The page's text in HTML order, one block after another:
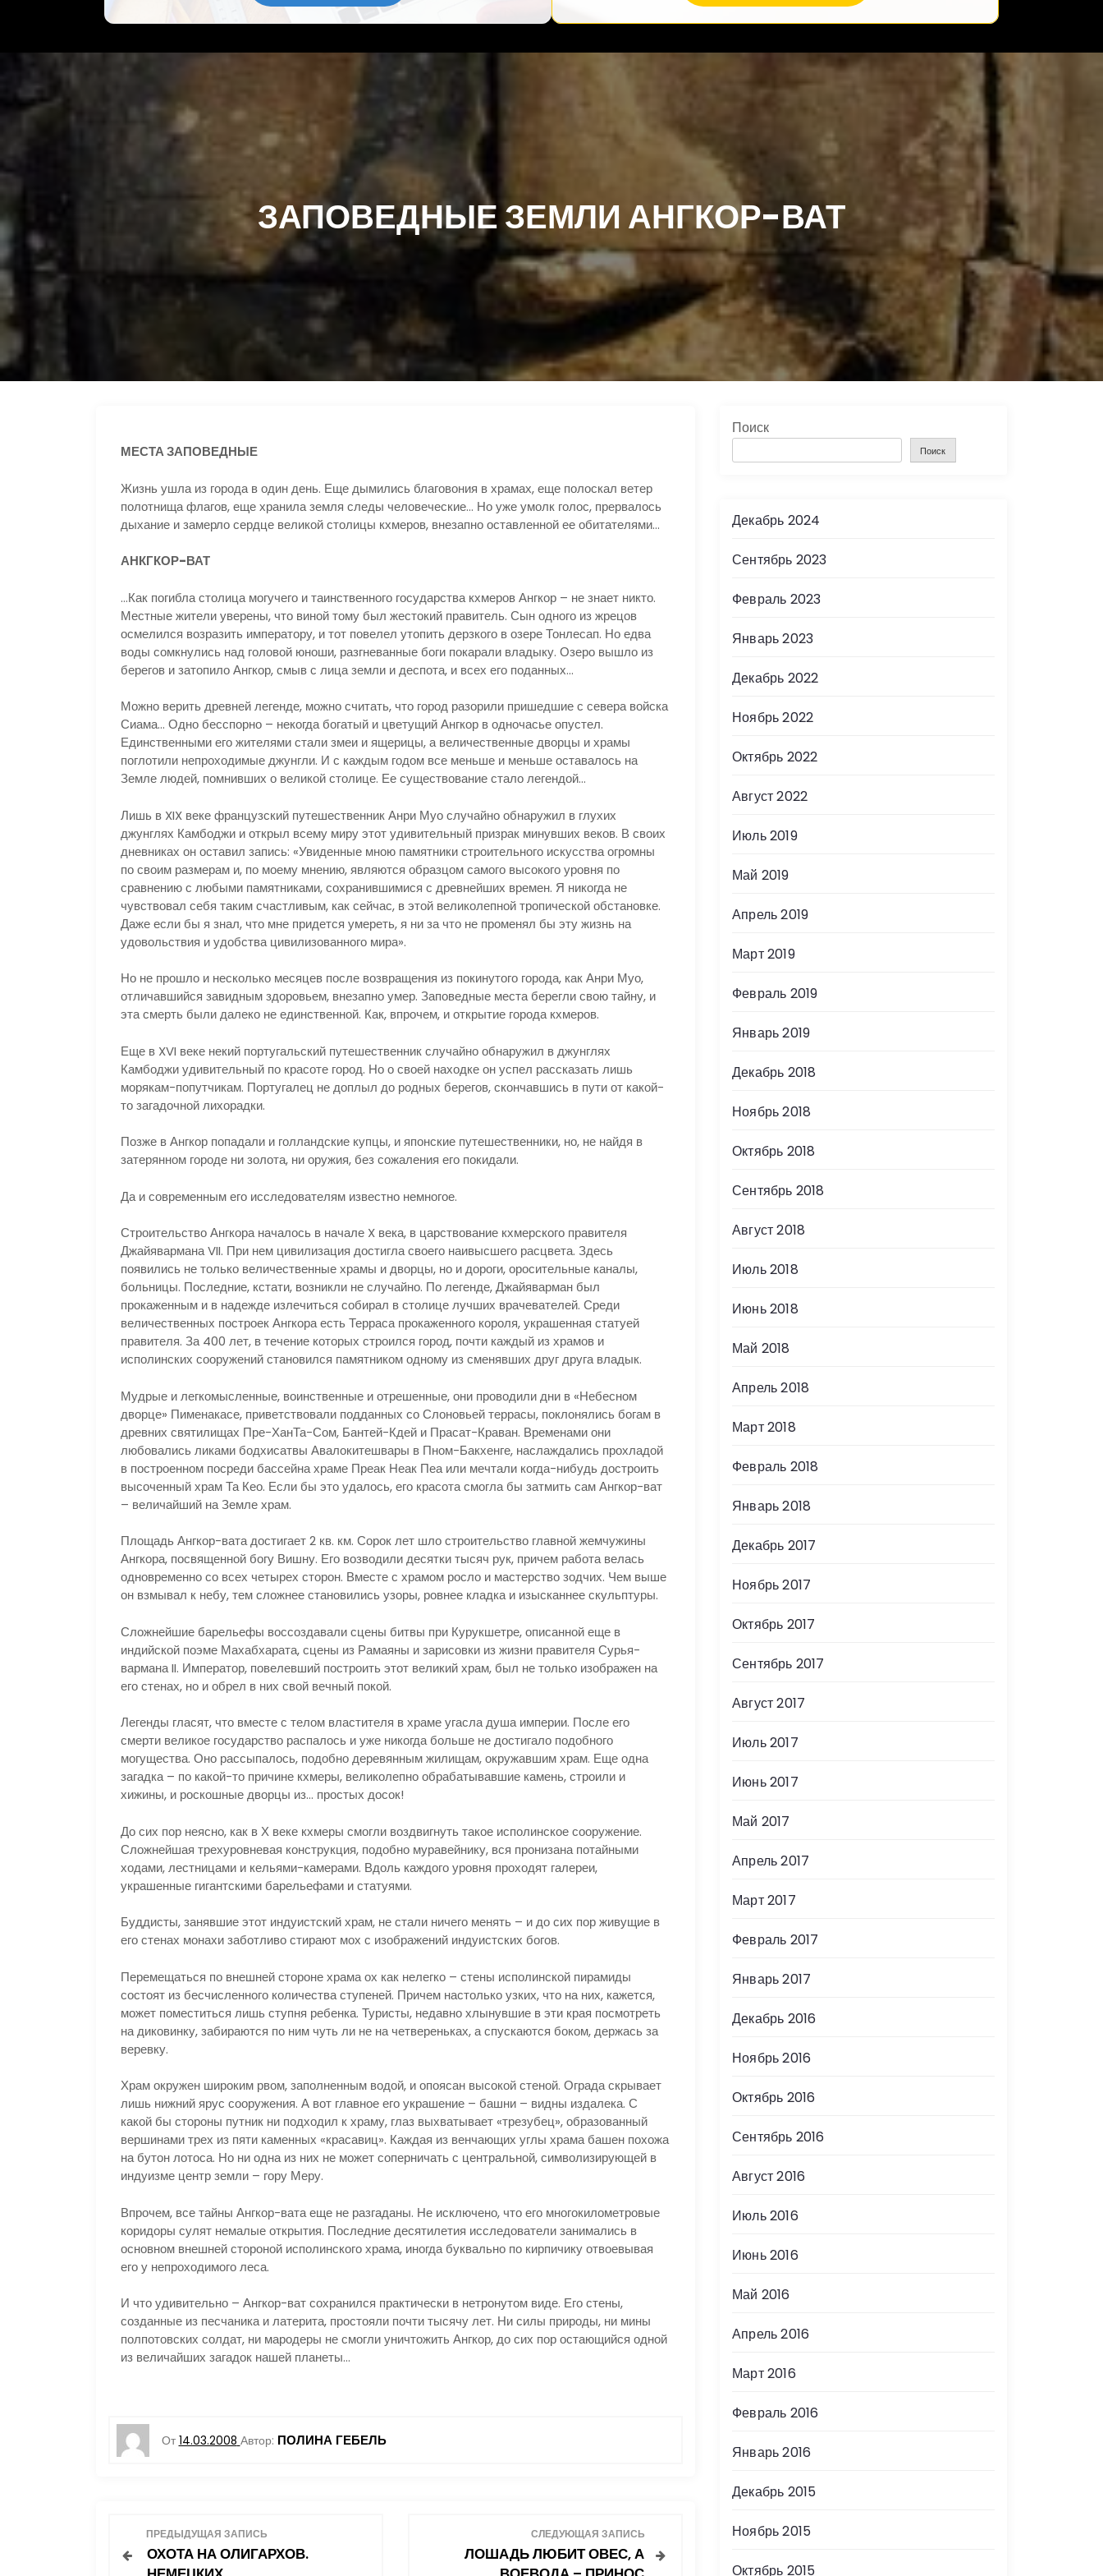
ЗАПОВЕДНЫЕ ЗЕМЛИ АНГКОР-ВАТ
МЕСТА ЗАПОВЕДНЫЕ
Жизнь ушла из города в один день. Еще дымились благовония в храмах, еще полоскал ветер
полотнища флагов, еще хранила земля следы человеческие… Но уже умолк голос, прервалось
дыхание и замерло сердце великой столицы кхмеров, внезапно оставленной ее обитателями…
АНКГКОР-ВАТ
…Как погибла столица могучего и таинственного государства кхмеров Ангкор – не знает никто.
Местные жители уверены, что виной тому был жестокий правитель. Сын одного из жрецов
осмелился возразить императору, и тот повелел утопить дерзкого в озере Тонлесап. Но едва
воды сомкнулись над головой юноши, разгневанные боги покарали владыку. Озеро вышло из
берегов и затопило Ангкор, смыв с лица земли и деспота, и всех его поданных…
Можно верить древней легенде, можно считать, что город разорили пришедшие с севера войска
Сиама… Одно бесспорно – некогда богатый и цветущий Ангкор в одночасье опустел.
Единственными его жителями стали змеи и ящерицы, а величественные дворцы и храмы
поглотили непроходимые джунгли. И с каждым годом все меньше и меньше оставалось на
Земле людей, помнивших о великой столице. Ее существование стало легендой…
Лишь в XIX веке французский путешественник Анри Муо случайно обнаружил в глухих
джунглях Камбоджи и открыл всему миру этот удивительный призрак минувших веков. В своих
дневниках он оставил запись: «Увиденные мною памятники строительного искусства огромны
по своим размерам и, по моему мнению, являются образцом самого высокого уровня по
сравнению с любыми памятниками, сохранившимися с древнейших времен. Я никогда не
чувствовал себя таким счастливым, как сейчас, в этой великолепной тропической обстановке.
Даже если бы я знал, что мне придется умереть, я ни за что не променял бы эту жизнь на
удовольствия и удобства цивилизованного мира».
Но не прошло и несколько месяцев после возвращения из покинутого города, как Анри Муо,
отличавшийся завидным здоровьем, внезапно умер. Заповедные места берегли свою тайну, и
эта смерть были далеко не единственной. Как, впрочем, и открытие города кхмеров.
Еще в XVI веке некий португальский путешественник случайно обнаружил в джунглях
Камбоджи удивительный по красоте город. Но о своей находке он успел рассказать лишь
морякам-попутчикам. Португалец не доплыл до родных берегов, скончавшись в пути от какой-
то загадочной лихорадки.
Позже в Ангкор попадали и голландские купцы, и японские путешественники, но, не найдя в
затерянном городе ни золота, ни оружия, без сожаления его покидали.
Да и современным его исследователям известно немногое.
Строительство Ангкора началось в начале X века, в царствование кхмерского правителя
Джайявармана VII. При нем цивилизация достигла своего наивысшего расцвета. Здесь
появились не только величественные храмы и дворцы, но и дороги, оросительные каналы,
больницы. Последние, кстати, возникли не случайно. По легенде, Джайяварман был
прокаженным и в надежде излечиться собирал в столице лучших врачевателей. Среди
величественных построек Ангкора есть Терраса прокаженного короля, украшенная статуей
правителя. За 400 лет, в течение которых строился город, почти каждый из храмов и
исполинских сооружений становился памятником одному из сменявших друг друга владык.
Мудрые и легкомысленные, воинственные и отрешенные, они проводили дни в «Небесном
дворце» Пименакасе, приветствовали подданных со Слоновьей террасы, поклонялись богам в
древних святилищах Пре-ХанТа-Сом, Бантей-Кдей и Прасат-Краван. Временами они
любовались ликами бодхисатвы Авалокитешвары в Пном-Бакхенге, наслаждались прохладой
в построенном посреди бассейна храме Преак Неак Пеа или мечтали когда-нибудь достроить
высоченный храм Та Кео. Если бы это удалось, его красота смогла бы затмить сам Ангкор-ват
– величайший на Земле храм.
Площадь Ангкор-вата достигает 2 кв. км. Сорок лет шло строительство главной жемчужины
Ангкора, посвященной богу Вишну. Его возводили десятки тысяч рук, причем работа велась
одновременно со всех четырех сторон. Вместе с храмом росло и мастерство зодчих. Чем выше
он взмывал к небу, тем сложнее становились узоры, ровнее кладка и изысканнее скульптуры.
Сложнейшие барельефы воссоздавали сцены битвы при Курукшетре, описанной еще в
индийской поэме Махабхарата, сцены из Рамаяны и зарисовки из жизни правителя Сурья-
вармана II. Император, повелевший построить этот великий храм, был не только изображен на
его стенах, но и обрел в них свой вечный покой.
Легенды гласят, что вместе с телом властителя в храме угасла душа империи. После его
смерти великое государство распалось и уже никогда больше не достигало подобного
могущества. Оно рассыпалось, подобно деревянным жилищам, окружавшим храм. Еще одна
загадка – по какой-то причине кхмеры, великолепно обрабатывавшие камень, строили и
хижины, и роскошные дворцы из… простых досок!
До сих пор неясно, как в Х веке кхмеры смогли воздвигнуть такое исполинское сооружение.
Сложнейшая трехуровневая конструкция, подобно муравейнику, вся пронизана потайными
ходами, лестницами и кельями-камерами. Вдоль каждого уровня проходят галереи,
украшенные гигантскими барельефами и статуями.
Буддисты, занявшие этот индуистский храм, не стали ничего менять – и до сих пор живущие в
его стенах монахи заботливо стирают мох с изображений индуистских богов.
Перемещаться по внешней стороне храма ох как нелегко – стены исполинской пирамиды
состоят из бесчисленного количества ступеней. Причем настолько узких, что на них, кажется,
может поместиться лишь ступня ребенка. Туристы, недавно хлынувшие в эти края посмотреть
на диковинку, забираются по ним чуть ли не на четвереньках, а спускаются боком, держась за
веревку.
Храм окружен широким рвом, заполненным водой, и опоясан высокой стеной. Ограда скрывает
лишь нижний ярус сооружения. А вот главное его украшение – башни – видны издалека. С
какой бы стороны путник ни подходил к храму, глаз выхватывает «трезубец», образованный
вершинами трех из пяти каменных «красавиц». Каждая из венчающих углы храма башен похожа
на бутон лотоса. Но ни одна из них не может соперничать с центральной, символизирующей в
индуизме центр земли – гору Меру.
Впрочем, все тайны Ангкор-вата еще не разгаданы. Не исключено, что его многокилометровые
коридоры сулят немалые открытия. Последние десятилетия исследователи занимались в
основном внешней стороной исполинского храма, иногда буквально по кирпичику отвоевывая
его у непроходимого леса.
И что удивительно – Ангкор-ват сохранился практически в нетронутом виде. Его стены,
созданные из песчаника и латерита, простояли почти тысячу лет. Ни силы природы, ни мины
полпотовских солдат, ни мародеры не смогли уничтожить Ангкор, до сих пор остающийся одной
из величайших загадок нашей планеты…
От 14.03.2008 Автор: ПОЛИНА ГЕБЕЛЬ
ПРЕДЫДУЩАЯ ЗАПИСЬ
ОХОТА НА ОЛИГАРХОВ.
СЛЕДУЮЩАЯ ЗАПИСЬ
ЛОШАДЬ ЛЮБИТ ОВЕС, А
Поиск
Поиск
Декабрь 2024
Сентябрь 2023
Февраль 2023
Январь 2023
Декабрь 2022
Ноябрь 2022
Октябрь 2022
Август 2022
Июль 2019
Май 2019
Апрель 2019
Март 2019
Февраль 2019
Январь 2019
Декабрь 2018
Ноябрь 2018
Октябрь 2018
Сентябрь 2018
Август 2018
Июль 2018
Июнь 2018
Май 2018
Апрель 2018
Март 2018
Февраль 2018
Январь 2018
Декабрь 2017
Ноябрь 2017
Октябрь 2017
Сентябрь 2017
Август 2017
Июль 2017
Июнь 2017
Май 2017
Апрель 2017
Март 2017
Февраль 2017
Январь 2017
Декабрь 2016
Ноябрь 2016
Октябрь 2016
Сентябрь 2016
Август 2016
Июль 2016
Июнь 2016
Май 2016
Апрель 2016
Март 2016
Февраль 2016
Январь 2016
Декабрь 2015
Ноябрь 2015
Октябрь 2015